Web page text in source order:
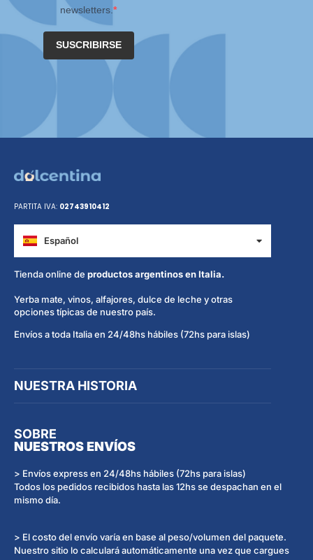
newsletters.
SUSCRIBIRSE
PARTITA IVA: 02743910412
Español
Italiano
Tienda online de productos argentinos en Italia.
Yerba mate, vinos, alfajores, dulce de leche y otras
opciones típicas de nuestro país.
Envíos a toda Italia en 24/48hs hábiles (72hs para islas)
NUESTRA HISTORIA
SOBRE
NUESTROS ENVÍOS
> Envíos express en 24/48hs hábiles (72hs para islas)
Todos los pedidos recibidos hasta las 12hs se despachan en el
mismo día.
> El costo del envío varía en base al peso/volumen del paquete.
Nuestro sitio lo calculará automáticamente una vez que cargues